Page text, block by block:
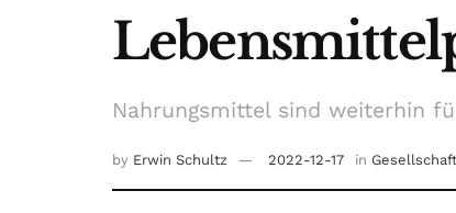
Nahrungsmittel sind weiterhin
by Erwin Schultz 2022-12-17 in Gesellschaft